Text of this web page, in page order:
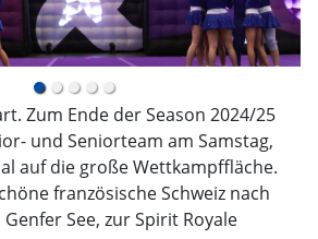
Zum Ende der Season 2024/25
und Seniorteam am Samstag,
auf die große Wettkampffläche.
französische Schweiz nach
See, zur Spirit Royale